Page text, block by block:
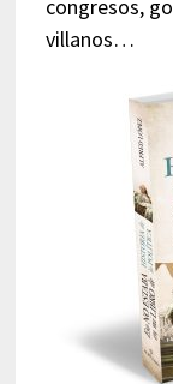
congresos,
villanos…